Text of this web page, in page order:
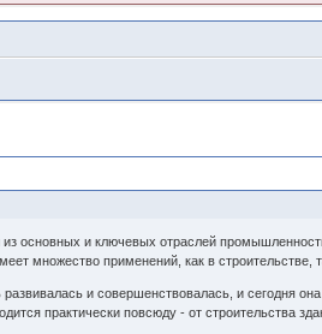
основных и ключевых отраслей
множество применений, как в строительстве,
и совершенствовалась, и сегодня
практически повсюду - от строительства